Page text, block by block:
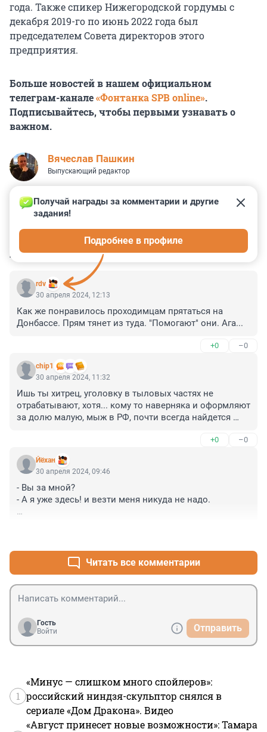
года. Также спикер Нижегородской гордумы с
декабря 2019-го по июнь 2022 года был
председателем Совета директоров этого
предприятия.
Больше новостей в нашем официальном
телеграм-канале«Фонтанка SPB online».
Подписывайтесь, чтобы первыми узнавать о
важном.
Вячеслав Пашкин
Выпускающий редактор
КОММЕНТАРИИ 10
rdv
Получай награды за комментарии и другие
задания!
Подробнее в профиле
30 апреля 2024, 12:13
Как же понравилось проходимцам прятаться на
Донбассе. Прям тянет из туда. "Помогают" они. Ага...
+0 –0
chip1
30 апреля 2024, 11:32
Ишь ты хитрец, уголовку в тыловых частях не
отрабатывают, хотя... кому то наверняка и оформляют
за долю малую, мыж в РФ, почти всегда найдется
+0 –0
Йёхан
30 апреля 2024, 09:46
- Вы за мной?
- А я уже здесь! и везти меня никуда не надо.
Читать все комментарии
Гость
Войти
Отправить
1
«Минус — слишком много спойлеров»:
российский ниндзя-скульптор снялся в
сериале «Дом Дракона». Видео
«Август принесет новые возможности»: Тамара